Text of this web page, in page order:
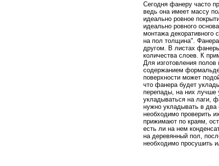
Сегодня фанеру часто
ведь она имеет массу
идеально ровное
идеально ровного
монтажа
на пол толщина". Фанера
другом. В листах
количества слоев. К
Для изготовления
содержанием
поверхности может
что фанера будет
перепады, на них лучше
укладываться на лаги,
нужно укладывать в
необходимо проверить
прижимают по краям,
есть ли на нем
на деревянный пол,
необходимо просушить